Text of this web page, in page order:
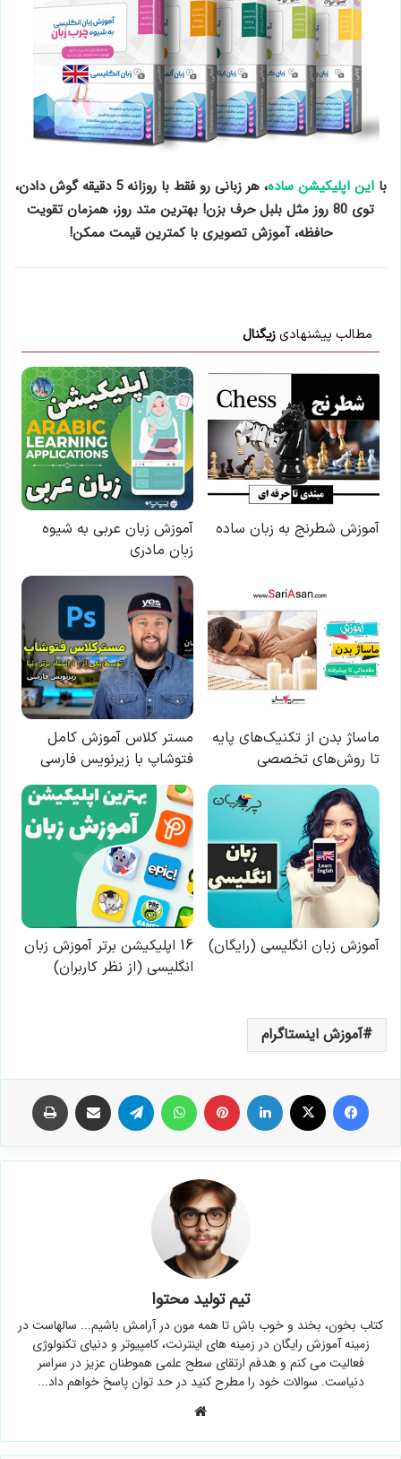
بااین اپلیکیشن ساده
، هر زبانی رو فقط با روزانه 5 دقیقه گوش دادن،
توی 80 روز مثل بلبل حرف بزن! بهترین متد روز، همزمان تقویت
حافظه، آموزش تصویری با کمترین قیمت ممکن!
آموزش اینستاگرام
فیس بوک لینکدین ‫پین‌ترست تلگرام اشتراک گذاری از طریق ایمیل
تیم تولید محتوا
کتاب بخون، بخند و خوب باش تا همه مون در آرامش باشیم... سالهاست در
زمینه آموزش رایگان در زمینه های اینترنت، کامپیوتر و دنیای تکنولوژی
فعالیت می کنم و هدفم ارتقای سطح علمی هموطنان عزیز در سراسر
دنیاست. سوالات خود را مطرح کنید در حد توان پاسخ خواهم داد...